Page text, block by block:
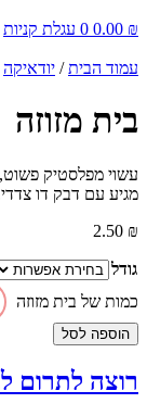
0.00 ₪
0 עגלת קניות
עמוד הבית/ יודאיקה
בית מזוזה
עשוי מפלסטיק פשוט,
מגיע עם דבק דו
2.50 ₪
גודל
כמות של בית מזוזה
הוספה לסל
רוצה לתרום